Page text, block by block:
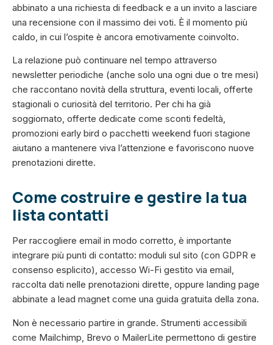
abbinato a una richiesta di feedback e a un invito a lasciare
una recensione con il massimo dei voti. È il momento più
caldo, in cui l’ospite è ancora emotivamente coinvolto.
La relazione può continuare nel tempo attraverso
newsletter periodiche (anche solo una ogni due o tre mesi)
che raccontano novità della struttura, eventi locali, offerte
stagionali o curiosità del territorio. Per chi ha già
soggiornato, offerte dedicate come sconti fedeltà,
promozioni early bird o pacchetti weekend fuori stagione
aiutano a mantenere viva l’attenzione e favoriscono nuove
prenotazioni dirette.
Come costruire e gestire la tua
lista contatti
Per raccogliere email in modo corretto, è importante
integrare più punti di contatto: moduli sul sito (con GDPR e
consenso esplicito), accesso Wi-Fi gestito via email,
raccolta dati nelle prenotazioni dirette, oppure landing page
abbinate a lead magnet come una guida gratuita della zona.
Non è necessario partire in grande. Strumenti accessibili
come Mailchimp, Brevo o MailerLite permettono di gestire